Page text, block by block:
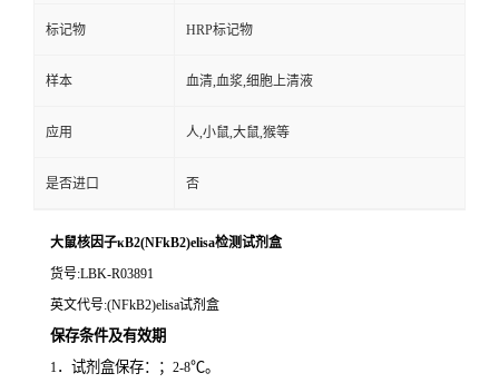
标记物 HRP标记物
样本 血清,血浆,细胞上清液
应用 人,小鼠,大鼠,猴等
是否进口 否
大鼠核因子κB2(NFkB2)elisa检测试剂盒
货号:LBK-R03891
英文代号:(NFkB2)elisa试剂盒
保存条件及有效期
1．试剂盒保存：； 2-8℃。